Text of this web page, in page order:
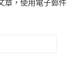
章，使用電子郵件